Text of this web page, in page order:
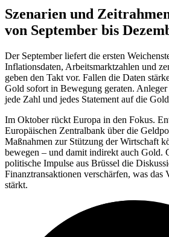
Szenarien und
von September bis
Der September liefert die ersten
Inflationsdaten, Arbeitsmarktzahlen und
geben den Takt vor. Fallen die Daten
Gold sofort in Bewegung geraten. Anleger
jede Zahl und jedes Statement auf die
Im Oktober rückt Europa in den Fokus.
Europäischen Zentralbank über die
Maßnahmen zur Stützung der Wirtschaft
bewegen – und damit indirekt auch Gold.
politische Impulse aus Brüssel die
Finanztransaktionen verschärfen, was das
stärkt.